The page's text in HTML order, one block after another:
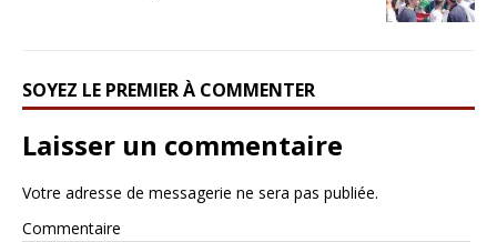
SOYEZ LE PREMIER À COMMENTER
Laisser un commentaire
Votre adresse de messagerie ne sera pas publiée.
Commentaire